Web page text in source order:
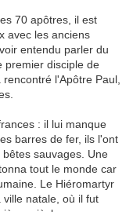
70 apôtres il est
avec les anciens
entendu parler du
premier disciple de
rencontré l'Apôtre Paul
: il lui manque
barres de fer, ils l'ont
bêtes sauvages Une
tout le monde car
Le Hiéromartyr
ville natale où il fut